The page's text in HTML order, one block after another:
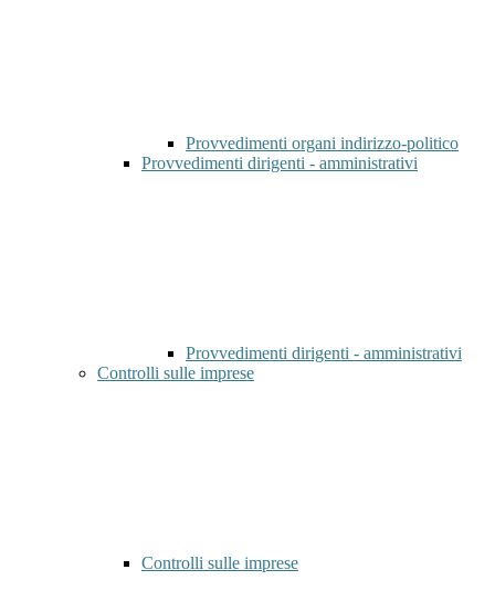
Provvedimenti organi indirizzo-politico
Provvedimenti dirigenti - amministrativi
Provvedimenti dirigenti - amministrativi
Controlli sulle imprese
Controlli sulle imprese